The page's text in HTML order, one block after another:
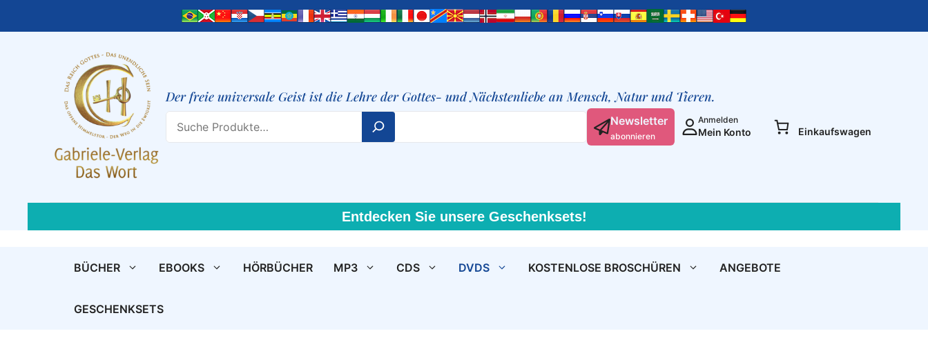
Der freie universale Geist ist die Lehre der Gottes- und Nächstenliebe an Mensch, Natur und Tieren.
Newsletter
abonnieren
Anmelden
Mein Konto Einkaufswagen
Entdecken Sie unsere Geschenksets!
BÜCHER EBOOKS HÖRBÜCHER MP3 CDS DVDS KOSTENLOSE BROSCHÜREN ANGEBOTE
GESCHENKSETS
Baustein
zur
Ausbeutung
Menge